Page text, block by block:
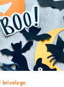
bricolage